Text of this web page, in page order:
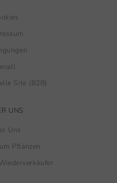
Site (B2B)
UNS
Uns
Pflanzen